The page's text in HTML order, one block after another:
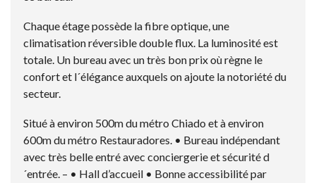
Chaque étage possède la fibre optique, une
climatisation réversible double flux. La luminosité est
totale. Un bureau avec un très bon prix où règne le
confort et l´élégance auxquels on ajoute la notoriété du
secteur.
Situé à environ 500m du métro Chiado et à environ
600m du métro Restauradores. • Bureau indépendant
avec très belle entré avec conciergerie et sécurité d
´entrée. – • Hall d’accueil • Bonne accessibilité par